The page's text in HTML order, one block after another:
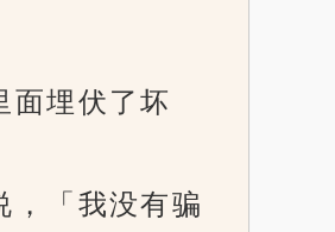
埋伏了坏
「我没有骗